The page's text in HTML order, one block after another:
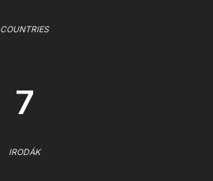
COUNTRIES
7
IRODÁK